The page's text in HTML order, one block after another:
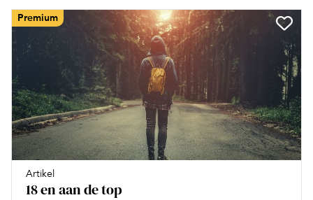
Premium
Artikel
18 en aan de top